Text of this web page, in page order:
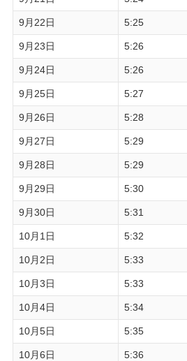
9月22日 5:25
9月23日 5:26
9月24日 5:26
9月25日 5:27
9月26日 5:28
9月27日 5:29
9月28日 5:29
9月29日 5:30
9月30日 5:31
10月1日 5:32
10月2日 5:33
10月3日 5:33
10月4日 5:34
10月5日 5:35
10月6日 5:36